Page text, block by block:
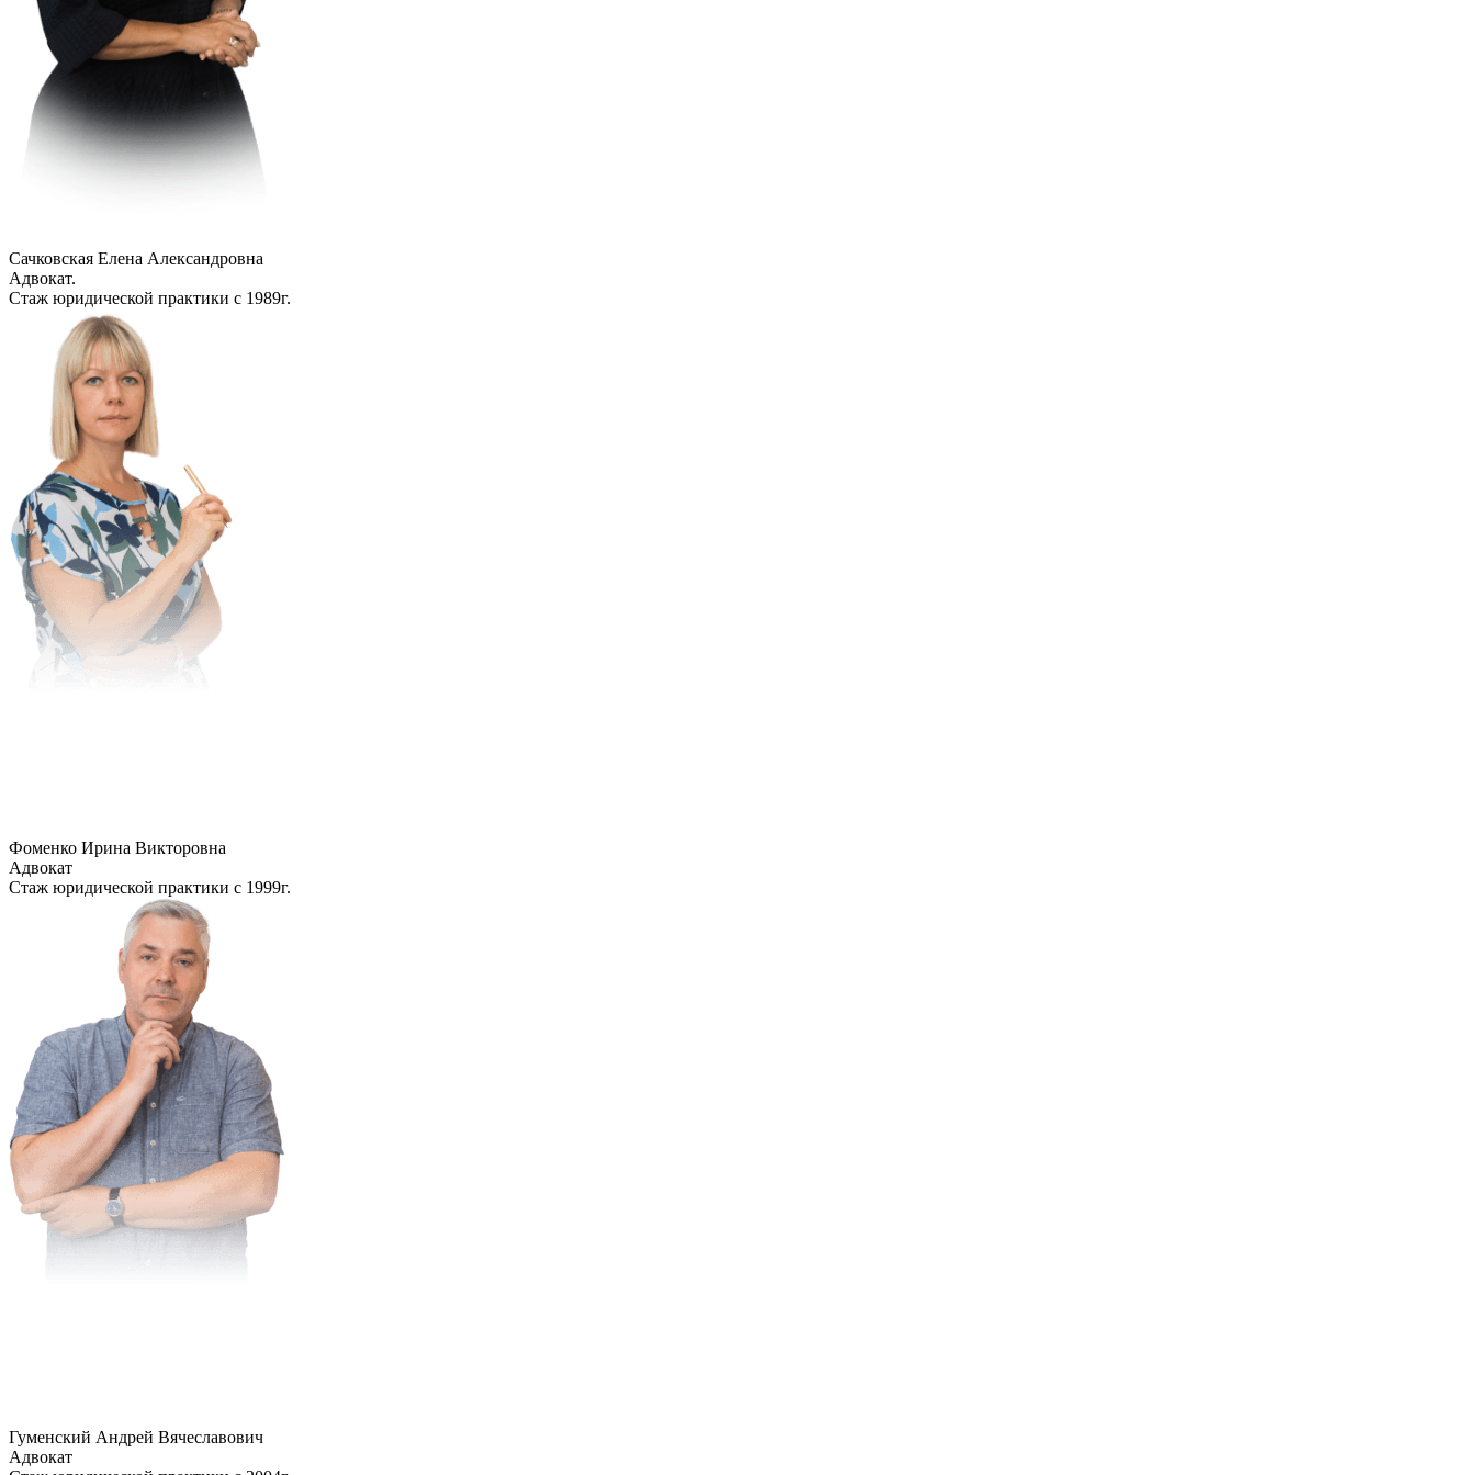
Сачковская Елена Александровна
Адвокат.
Стаж юридической практики с 1989г.
Фоменко Ирина Викторовна
Адвокат
Стаж юридической практики с 1999г.
Гуменский Андрей Вячеславович
Адвокат